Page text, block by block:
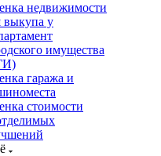
недвижимости
выкупа у
имущества
гаража и
стоимости